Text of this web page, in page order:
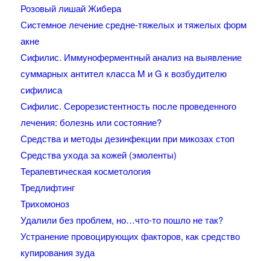
Розовый лишай Жибера
Системное лечение средне-тяжелых и тяжелых форм
акне
Сифилис. Иммуноферментный анализ на выявление
суммарных антител класса M и G к возбудителю
сифилиса
Сифилис. Серорезистентность после проведенного
лечения: болезнь или состояние?
Средства и методы дезинфекции при микозах стоп
Средства ухода за кожей (эмоленты)
Терапевтическая косметология
Тредлифтинг
Трихомоноз
Удалили без проблем, но…что-то пошло не так?
Устранение провоцирующих факторов, как средство
купирования зуда